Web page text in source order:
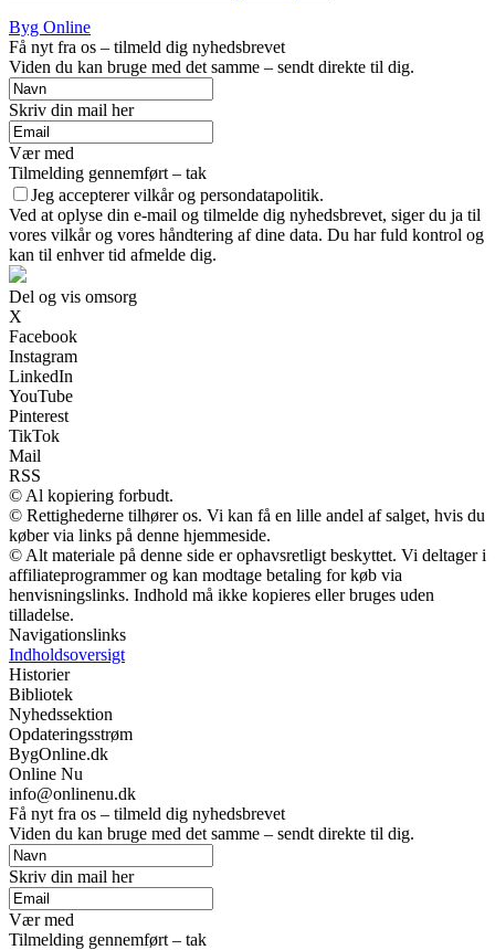
Byg Online
Få nyt fra os – tilmeld dig nyhedsbrevet
Viden du kan bruge med det samme – sendt direkte til dig.
Skriv din mail her
Vær med
Tilmelding gennemført – tak
Jeg accepterer vilkår og persondatapolitik.
Ved at oplyse din e-mail og tilmelde dig nyhedsbrevet, siger du ja til
vores vilkår og vores håndtering af dine data. Du har fuld kontrol og
kan til enhver tid afmelde dig.
Del og vis omsorg
X
Facebook
Instagram
LinkedIn
YouTube
Pinterest
TikTok
Mail
RSS
© Al kopiering forbudt.
© Rettighederne tilhører os. Vi kan få en lille andel af salget, hvis du
køber via links på denne hjemmeside.
© Alt materiale på denne side er ophavsretligt beskyttet. Vi deltager i
affiliateprogrammer og kan modtage betaling for køb via
henvisningslinks. Indhold må ikke kopieres eller bruges uden
tilladelse.
Navigationslinks
Indholdsoversigt
Historier
Bibliotek
Nyhedssektion
Opdateringsstrøm
BygOnline.dk
Online Nu
info@onlinenu.dk
Få nyt fra os – tilmeld dig nyhedsbrevet
Viden du kan bruge med det samme – sendt direkte til dig.
Skriv din mail her
Vær med
Tilmelding gennemført – tak